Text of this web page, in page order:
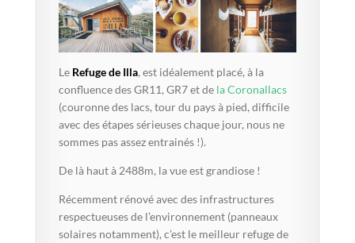
LeRefuge de Illa, est idéalement placé, à la
confluence des GR11, GR7 et de la Coronallacs
(couronne des lacs, tour du pays à pied, difficile
avec des étapes sérieuses chaque jour, nous ne
sommes pas assez entrainés !).
De là haut à 2488m, la vue est grandiose !
Récemment rénové avec des infrastructures
respectueuses de l’environnement (panneaux
solaires notamment), c’est le meilleur refuge de